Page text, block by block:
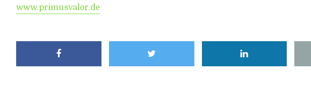
www.primusvalor.de